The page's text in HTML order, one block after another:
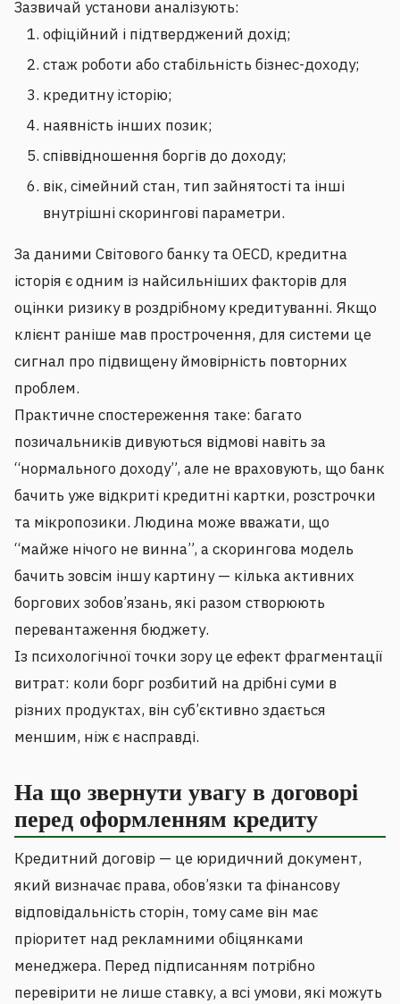
Зазвичай установи аналізують:
офіційний і підтверджений дохід;
стаж роботи або стабільність бізнес-доходу;
кредитну історію;
наявність інших позик;
співвідношення боргів до доходу;
вік, сімейний стан, тип зайнятості та інші
внутрішні скорингові параметри.
За даними Світового банку та OECD, кредитна
історія є одним із найсильніших факторів для
оцінки ризику в роздрібному кредитуванні. Якщо
клієнт раніше мав прострочення, для системи це
сигнал про підвищену ймовірність повторних
проблем.
Практичне спостереження таке: багато
позичальників дивуються відмові навіть за
“нормального доходу”, але не враховують, що банк
бачить уже відкриті кредитні картки, розстрочки
та мікропозики. Людина може вважати, що
“майже нічого не винна”, а скорингова модель
бачить зовсім іншу картину — кілька активних
боргових зобов’язань, які разом створюють
перевантаження бюджету.
Із психологічної точки зору це ефект фрагментації
витрат: коли борг розбитий на дрібні суми в
різних продуктах, він суб’єктивно здається
меншим, ніж є насправді.
На що звернути увагу в договорі
перед оформленням кредиту
Кредитний договір — це юридичний документ,
який визначає права, обов’язки та фінансову
відповідальність сторін, тому саме він має
пріоритет над рекламними обіцянками
менеджера. Перед підписанням потрібно
перевірити не лише ставку, а всі умови, які можуть